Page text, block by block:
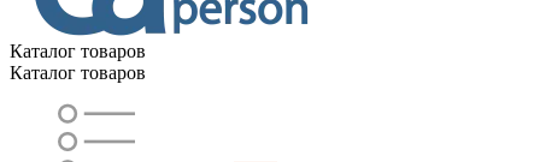
Каталог товаров
Каталог товаров